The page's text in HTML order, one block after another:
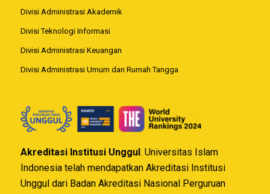
Divisi Administrasi Akademik
Divisi Teknologi Informasi
Divisi Administrasi Keuangan
Divisi Administrasi Umum dan Rumah Tangga
Akreditasi Institusi Unggul . Universitas Islam
Indonesia telah mendapatkan Akreditasi Institusi
Unggul dari Badan Akreditasi Nasional Perguruan